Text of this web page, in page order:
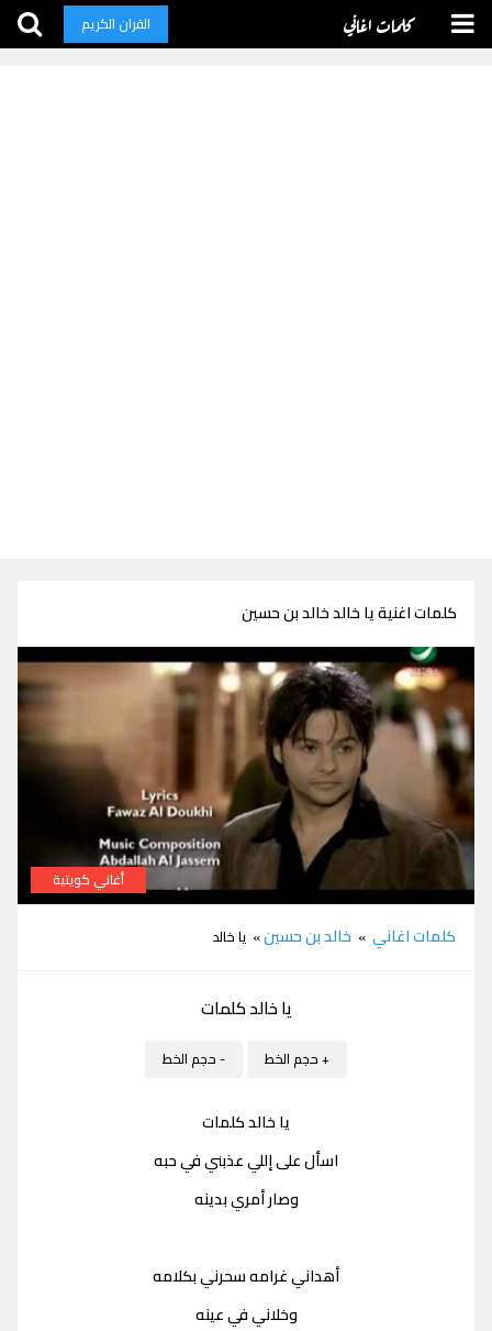
كلمات اغاني القران الكريم
كلمات اغنية يا خالد خالد بن حسين
أغاني كويتية
كلمات اغاني » خالد بن حسين» يا خالد
يا خالد كلمات
+ حجم الخط - حجم الخط
يا خالد كلمات
اسأل على إللي عذبني في حبه
وصار أمري بدينه
أهداني غرامه سحرني بكلامه
وخلاني في عينه